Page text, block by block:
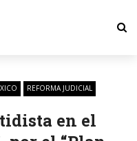
REFORMA JUDICIAL
en el